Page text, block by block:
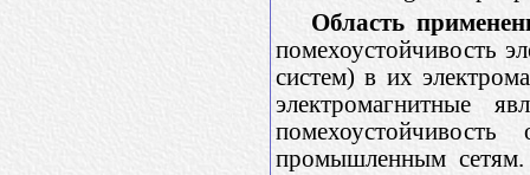
Область
помехоустойчивость
систем) в их
электромагнитные
промышленным